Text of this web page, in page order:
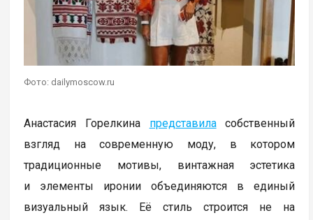
Фото: dailymoscow.ru
Анастасия Горелкина представиласобственный
взгляд на современную моду, в котором
традиционные мотивы, винтажная эстетика
и элементы иронии объединяются в единый
визуальный язык. Её стиль строится не на